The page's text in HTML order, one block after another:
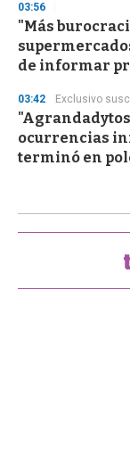
03:56
"Más
de informar
03:42 Exclusivo
ocurrencias
terminó en